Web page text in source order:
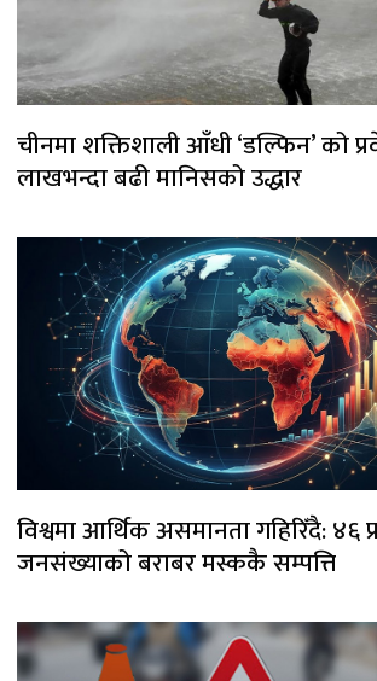
चीनमा शक्तिशाली आँधी ‘डल्फिन’ को
लाखभन्दा बढी मानिसको उद्धार
विश्वमा आर्थिक असमानता गहिरिँदै: ४६
जनसंख्याको बराबर मस्ककै सम्पत्ति